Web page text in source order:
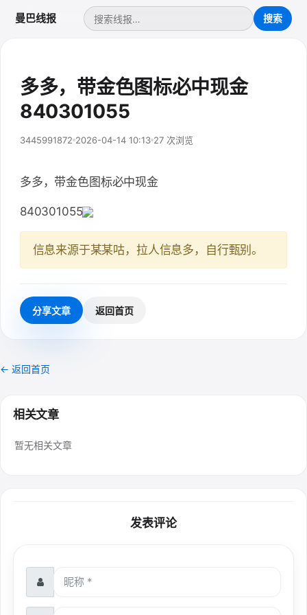
曼巴线报
多多，带金色图标必中现金
840301055
3445991872 2026-04-14 10:13 27 次浏览
多多，带金色图标必中现金
840301055
信息来源于某某咕，拉人信息多，自行甄别。
分享文章 返回首页
← 返回首页
相关文章
暂无相关文章
发表评论